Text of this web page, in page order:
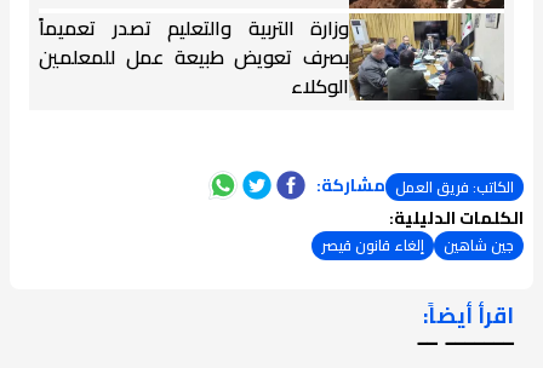
وزارة التربية والتعليم تصدر تعميماً
بصرف تعويض طبيعة عمل للمعلمين
الوكلاء
الكاتب: فريق العمل مشاركة:
الكلمات الدليلية:
جين شاهين إلغاء قانون قيصر
اقرأ أيضاً:
ـــــــ ــ